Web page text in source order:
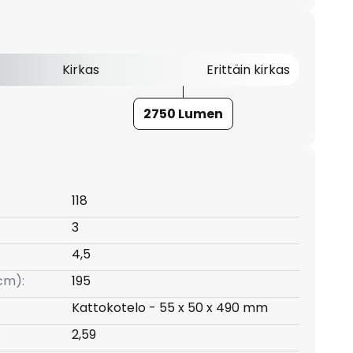
Kirkas Erittäin kirkas
2750 Lumen
118
3
4,5
195
Kattokotelo - 55 x 50 x 490 mm
2,59